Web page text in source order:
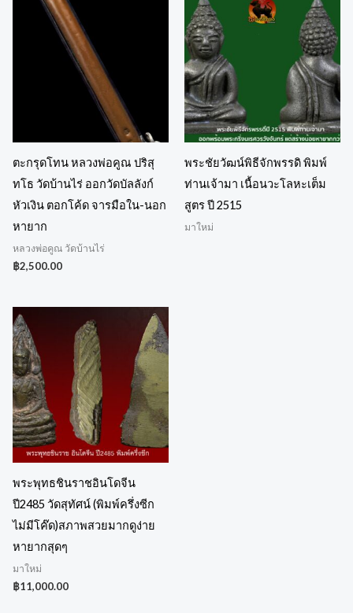
ตะกรุดโทน หลวงพ่อคูณ ปริสุ
ทโธ วัดบ้านไร่ ออกวัดบัลลังก์
หัวเงิน ตอกโค้ด จารมือใน-นอก
หายาก
หลวงพ่อคูณ วัดบ้านไร่
฿2,500.00
พระชัยวัฒน์พิธีจักพรรดิ พิมพ์
ท่านเจ้ามา เนื้อนวะโลหะเต็ม
สูตร ปี 2515
มาใหม่
พระพุทธชินราชอินโดจีน
ปี2485 วัดสุทัศน์ (พิมพ์ครึ่งซีก
ไม่มีโค๊ด)สภาพสวยมากดูง่าย
หายากสุดๆ
มาใหม่
฿11,000.00